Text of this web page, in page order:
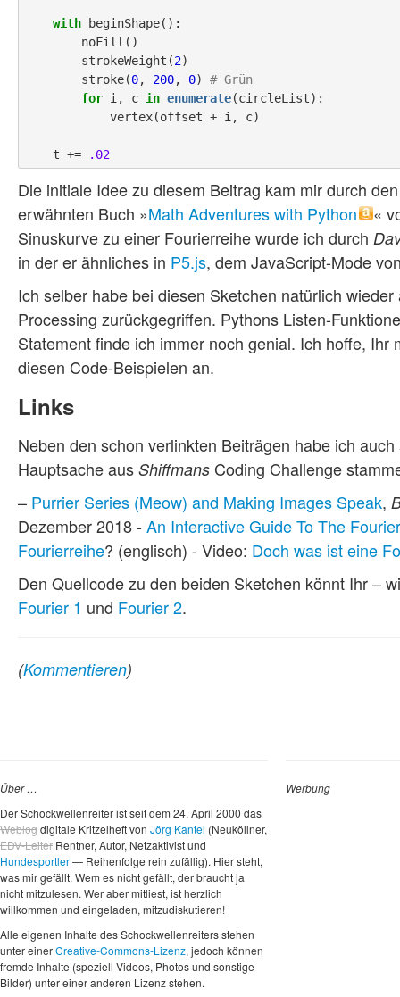
with beginShape():
        strokeWeight(
2)
        stroke(
0, 200, 0) # Grün
for i, c in enumerate(circleList):
    t +=
.02
Die initiale Idee zu diesem Beitrag kam mir durch
erwähnten Buch »Math Adventures with Python
«
Sinuskurve zu einer Fourierreihe wurde ich durch
in der er ähnliches in P5.js, dem JavaScript-Mode
Ich selber habe bei diesen Sketchen natürlich
Processing zurückgegriffen. Pythons Listen-
Statement finde ich immer noch genial. Ich hoffe,
diesen Code-Beispielen an.
Links
Neben den schon verlinkten Beiträgen habe ich
Hauptsache aus Shiffmans Coding Challenge
– Purrier Series (Meow) and Making Images Speak,
Dezember 2018 - An Interactive Guide To The
Fourierreihe? (englisch) - Video: Doch was ist eine
Den Quellcode zu den beiden Sketchen könnt Ihr –
Fourier 1 und Fourier 2.
(Kommentieren)
Über …
Der Schockwellenreiter ist seit dem 24. April 2000 das
Weblogdigitale Kritzelheft von Jörg Kantel (Neuköllner,
EDV-Leiter Rentner, Autor, Netzaktivist und
Hundesportler— Reihenfolge rein zufällig). Hier steht,
was mir gefällt. Wem es nicht gefällt, der braucht ja
nicht mitzulesen. Wer aber mitliest, ist herzlich
willkommen und eingeladen, mitzudiskutieren!
Alle eigenen Inhalte des Schockwellenreiters stehen
unter einerCreative-Commons-Lizenz, jedoch können
fremde Inhalte (speziell Videos, Photos und sonstige
Bilder) unter einer anderen Lizenz stehen.
Werbung